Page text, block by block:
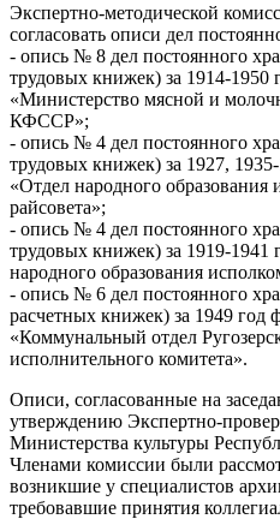
Экспертно-методической
согласовать описи дел
- опись № 8 дел постоянного
трудовых книжек) за 1914-1950
«Министерство мясной и
КФССР»;
- опись № 4 дел постоянного
трудовых книжек) за 1927,
«Отдел народного образования
райсовета»;
- опись № 4 дел постоянного
трудовых книжек) за 1919-
народного образования
- опись № 6 дел постоянного
расчетных книжек) за 1949 год
«Коммунальный отдел
исполнительного комитета».
Описи, согласованные на
утверждению Экспертно-
Министерства культуры
Членами комиссии были
возникшие у специалистов
требовавшие принятия